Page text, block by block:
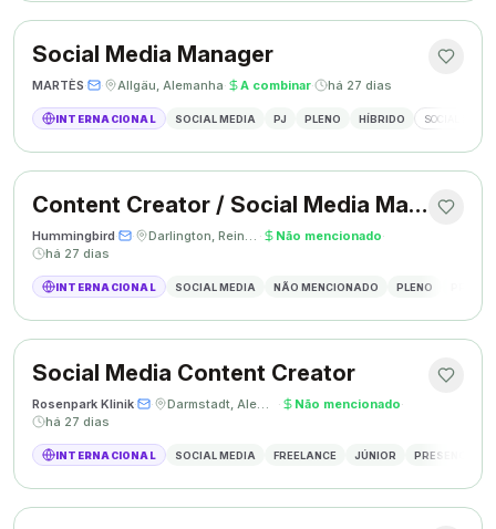
Social Media Manager
MARTÈS· · Allgäu, Alemanha· A combinar· há 27 dias
INTERNACIONAL SOCIAL MEDIA PJ PLENO HÍBRIDO SOCIAL MEDIA
Content Creator / Social Media Manager
Hummingbird· · Darlington, Reino Unido · Não mencionado·
há 27 dias
INTERNACIONAL SOCIAL MEDIA NÃO MENCIONADO PLENO
Social Media Content Creator
Rosenpark Klinik· · Darmstadt, Alemanha · Não mencionado·
há 27 dias
INTERNACIONAL SOCIAL MEDIA FREELANCE JÚNIOR PRESENCIAL